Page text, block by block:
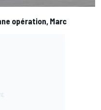
opération, Marc